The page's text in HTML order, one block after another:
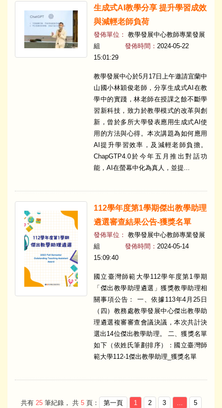
生成式AI教學分享 提升學習成效
與減輕老師負荷
發佈單位： 教學發展中心教師專業發展
組
發佈時間： 2024-05-22
15:01:29
教學發展中心於5月17日上午邀請宜蘭中
山國小林穎俊老師，分享生成式AI在教
學中的實踐，林老師在授課之餘不斷學
習新科技，致力於教學模式的改革與創
新，曾於多所大學發表應用生成式AI使
用的方法與心得。本次講題為如何應用
AI提升學習效率，及減輕老師負擔。
ChapGTP4.0於今年五月推出對話功
能，AI在螢幕中化為真人，並提...
112學年度第1學期傑出教學助理
遴選審查結果公告-獲獎名單
發佈單位： 教學發展中心教師專業發展
組
發佈時間： 2024-05-14
15:09:40
國立臺灣師範大學112學年度第1學期
「傑出教學助理遴選」獲獎教學助理相
關事項公告： 一、依據113年4月25日
（四）教務處教學發展中心傑出教學助
理遴選複審審查會議決議，本次共計決
選出14位傑出教學助理。 二、獲獎名單
如下（依姓氏筆劃排序）：國立臺灣師
範大學112-1傑出教學助理_獲獎名單
共有 25筆紀錄， 共 5頁： 第一頁 1 2 3 5